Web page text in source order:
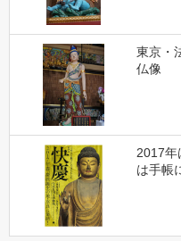
東京・
仏像
2017
は手帳